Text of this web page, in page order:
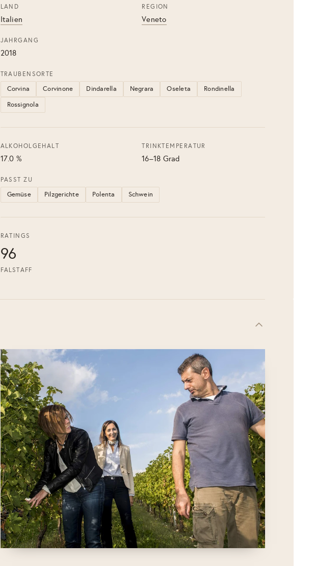
LAND
Italien
REGION
Veneto
JAHRGANG
2018
TRAUBENSORTE
Corvina Corvinone Dindarella Negrara Oseleta
Rondinella
Rossignola
ALKOHOLGEHALT
17.0 %
TRINKTEMPERATUR
16–18 Grad
PASST ZU
Gemüse Pilzgerichte Polenta Schwein
RATINGS
96
FALSTAFF